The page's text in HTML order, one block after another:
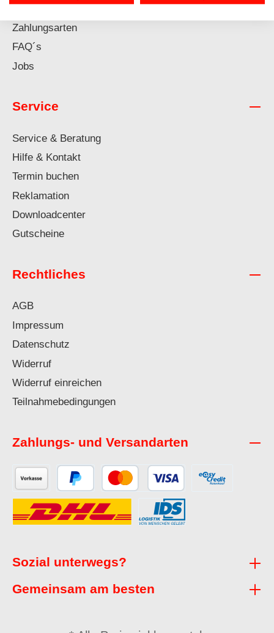
Zahlungsarten
FAQ´s
Jobs
Service
Service & Beratung
Hilfe & Kontakt
Termin buchen
Reklamation
Downloadcenter
Gutscheine
Rechtliches
AGB
Impressum
Datenschutz
Widerruf
Widerruf einreichen
Teilnahmebedingungen
Zahlungs- und Versandarten
Sozial unterwegs?
Gemeinsam am besten